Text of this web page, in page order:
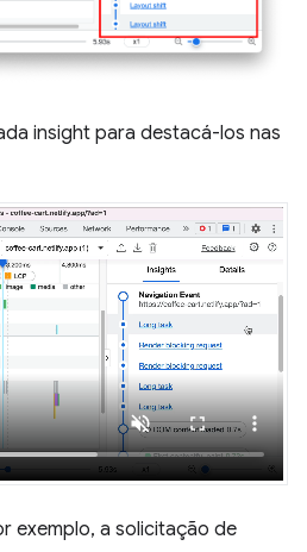
insight para destacá-los nas
exemplo, a solicitação de